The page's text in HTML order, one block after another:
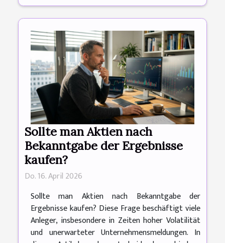
Sollte man Aktien nach
Bekanntgabe der Ergebnisse
kaufen?
Do. 16. April 2026
Sollte man Aktien nach Bekanntgabe der
Ergebnisse kaufen? Diese Frage beschäftigt viele
Anleger, insbesondere in Zeiten hoher Volatilität
und unerwarteter Unternehmensmeldungen. In